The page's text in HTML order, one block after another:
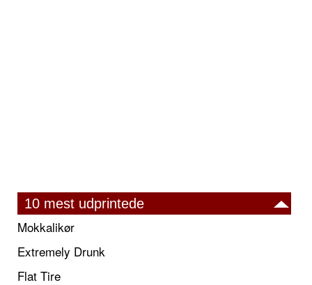
10 mest udprintede
Mokkalikør
Extremely Drunk
Flat Tire